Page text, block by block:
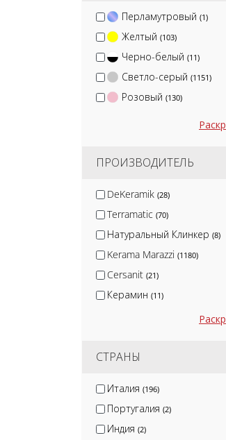
Перламутровый (1)
Желтый (103)
Черно-белый (11)
Светло-серый (1151)
Розовый (130)
ПРОИЗВОДИТЕЛЬ
DeKeramik (28)
Terramatic (70)
Натуральный Клинкер (8)
Kerama Marazzi (1180)
Cersanit (21)
Керамин (11)
Lb-Ceramics
Monopole (57)
Ceramica Classic
СТРАНЫ
Италия (196)
Португалия (2)
Индия (2)